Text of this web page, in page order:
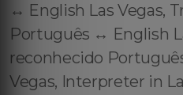
↔️ English Las Vegas,
Português ↔️ English
reconhecido
Vegas, Interpreter in